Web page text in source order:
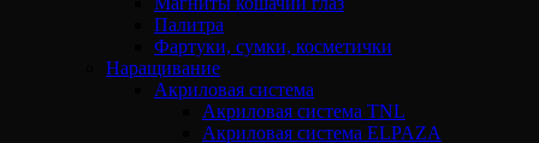
Палитра
Фартуки, сумки, косметички
Наращивание
Акриловая система
Акриловая система TNL
Акриловая система ELPAZA